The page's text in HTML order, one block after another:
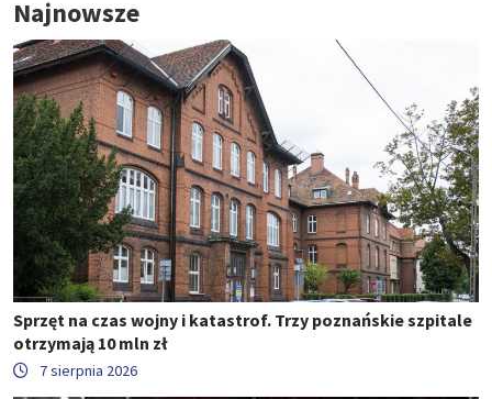
Najnowsze
Sprzęt na czas wojny i katastrof. Trzy poznańskie szpitale
otrzymają 10 mln zł
7 sierpnia 2026